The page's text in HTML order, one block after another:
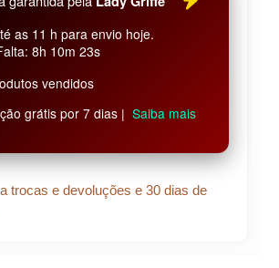
as 11 h para envio hoje.
8h 10m 23s
vendidos
grátis por 7 dias | Saiba mais
trocas e devoluções e 30 dias de